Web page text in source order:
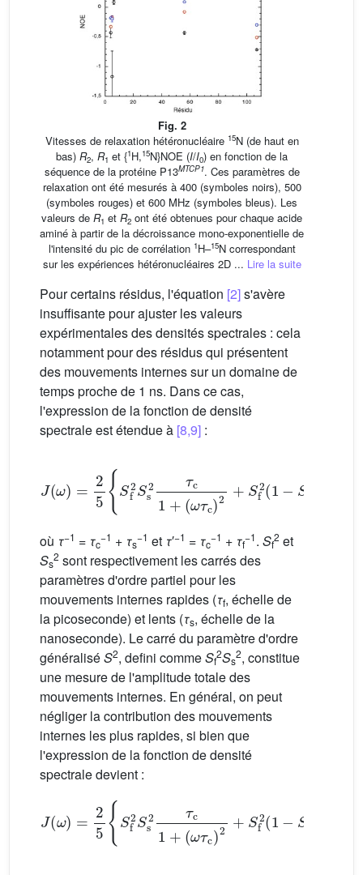
Fig. 2
Vitesses de relaxation hétéronucléaire 15N (de haut en
bas) R2, R1 et {1H,15N}NOE (I/I0) en fonction de la
séquence de la protéine P13MTCP1. Ces paramètres de
relaxation ont été mesurés à 400 (symboles noirs), 500
(symboles rouges) et 600 MHz (symboles bleus). Les
valeurs de R1 et R2 ont été obtenues pour chaque acide
aminé à partir de la décroissance mono-exponentielle de
l'intensité du pic de corrélation 1H–15N correspondant
sur les expériences hétéronucléaires 2D ... Lire la suite
Pour certains résidus, l'équation [2]s'avère
insuffisante pour ajuster les valeurs
expérimentales des densités spectrales : cela
notamment pour des résidus qui présentent
des mouvements internes sur un domaine de
temps proche de 1 ns. Dans ce cas,
l'expression de la fonction de densité
spectrale est étendue à [8,9] :
5{
où τ−1 = τc
−1 + τs
−1 et τ′−1 = τc
−1 + τf
−1. Sf
2 et
Ss
2 sont respectivement les carrés des
paramètres d'ordre partiel pour les
mouvements internes rapides (τf, échelle de
la picoseconde) et lents (τs, échelle de la
nanoseconde). Le carré du paramètre d'ordre
généraliséS2, defini commeSf
2Ss
2, constitue
une mesure de l'amplitude totale des
mouvements internes. En général, on peut
négliger la contribution des mouvements
internes les plus rapides, si bien que
l'expression de la fonction de densité
spectrale devient :
S